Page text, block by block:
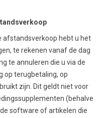
afstandsverkoop hebt u het
te rekenen vanaf de dag
te annuleren die u via de
op terugbetaling, op
zijn. Dit geldt niet voor
(behalve
software of artikelen die